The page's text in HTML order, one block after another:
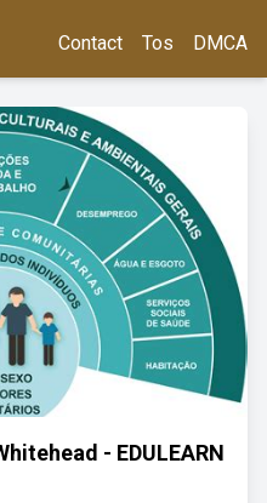
Contact Tos DMCA
- EDULEARN